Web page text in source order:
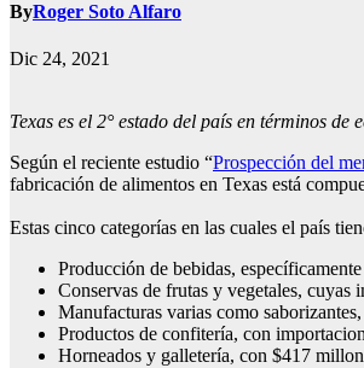
ByRoger Soto Alfaro
Dic 24, 2021
Texas es el 2° estado del país en términos
Según el reciente estudio “Prospección del
fabricación de alimentos en Texas está
Estas cinco categorías en las cuales el país
Producción de bebidas, específicamente
Conservas de frutas y vegetales,
Manufacturas varias como
Productos de confitería, con
Horneados y galletería, con $417